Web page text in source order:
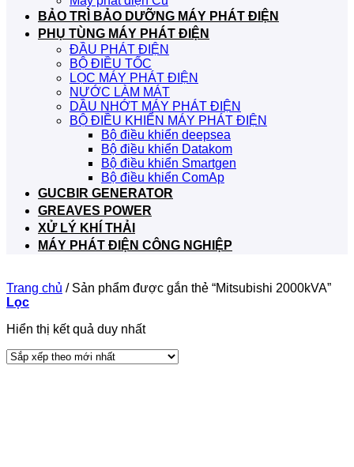
BẢO TRÌ BẢO DƯỠNG MÁY PHÁT ĐIỆN
PHỤ TÙNG MÁY PHÁT ĐIỆN
ĐẦU PHÁT ĐIỆN
BỘ ĐIỀU TỐC
LỌC MÁY PHÁT ĐIỆN
NƯỚC LÀM MÁT
DẦU NHỚT MÁY PHÁT ĐIỆN
BỘ ĐIỀU KHIỂN MÁY PHÁT ĐIỆN
Bộ điều khiển deepsea
Bộ điều khiển Datakom
Bộ điều khiển Smartgen
Bộ điều khiển ComAp
GUCBIR GENERATOR
GREAVES POWER
XỬ LÝ KHÍ THẢI
MÁY PHÁT ĐIỆN CÔNG NGHIỆP
Trang chủ /Sản phẩm được gắn thẻ “Mitsubishi 2000kVA”
Lọc
Hiển thị kết quả duy nhất